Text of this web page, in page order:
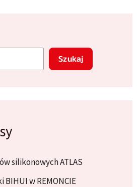
Szukaj
silikonowych ATLAS
BIHUI w REMONCIE